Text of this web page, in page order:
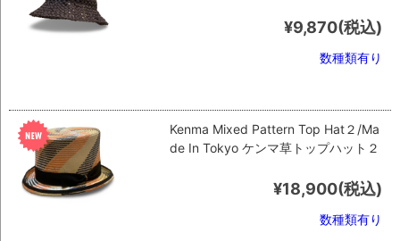
¥9,870(税込)
数種類有り
Kenma Mixed Pattern Top Hat２/Ma
de In Tokyo ケンマ草トップハット２
¥18,900(税込)
数種類有り